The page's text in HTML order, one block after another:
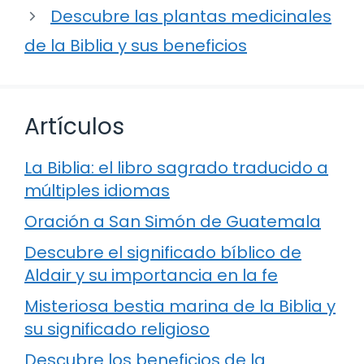
Descubre las plantas medicinales
de la Biblia y sus beneficios
Artículos
La Biblia: el libro sagrado traducido a
múltiples idiomas
Oración a San Simón de Guatemala
Descubre el significado bíblico de
Aldair y su importancia en la fe
Misteriosa bestia marina de la Biblia y
su significado religioso